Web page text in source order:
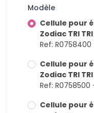
Modèle
Cellule pour
Zodiac TRI TRI
Ref: R0758400
Cellule pour
Zodiac TRI TRI
Ref: R0758500
Cellule pour